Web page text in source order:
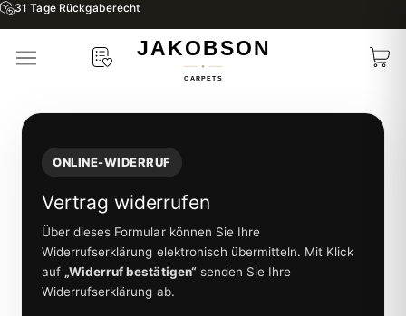
31 Tage Rückgaberecht
ONLINE-WIDERRUF
Vertrag widerrufen
Über dieses Formular können Sie Ihre
Widerrufserklärung elektronisch übermitteln. Mit Klick
auf „Widerruf bestätigen“ senden Sie Ihre
Widerrufserklärung ab.